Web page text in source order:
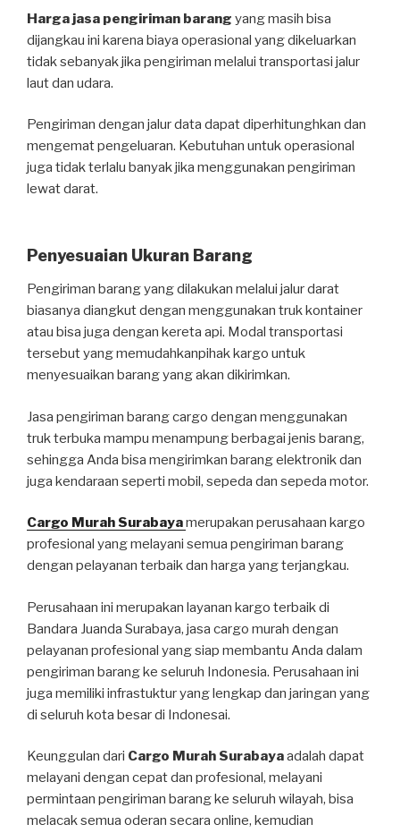
Harga jasa pengiriman barang yang masih bisa
dijangkau ini karena biaya operasional yang dikeluarkan
tidak sebanyak jika pengiriman melalui transportasi jalur
laut dan udara.
Pengiriman dengan jalur data dapat diperhitunghkan dan
mengemat pengeluaran. Kebutuhan untuk operasional
juga tidak terlalu banyak jika menggunakan pengiriman
lewat darat.
Penyesuaian Ukuran Barang
Pengiriman barang yang dilakukan melalui jalur darat
biasanya diangkut dengan menggunakan truk kontainer
atau bisa juga dengan kereta api. Modal transportasi
tersebut yang memudahkanpihak kargo untuk
menyesuaikan barang yang akan dikirimkan.
Jasa pengiriman barang cargo dengan menggunakan
truk terbuka mampu menampung berbagai jenis barang,
sehingga Anda bisa mengirimkan barang elektronik dan
juga kendaraan seperti mobil, sepeda dan sepeda motor.
Cargo Murah Surabayamerupakan perusahaan kargo
profesional yang melayani semua pengiriman barang
dengan pelayanan terbaik dan harga yang terjangkau.
Perusahaan ini merupakan layanan kargo terbaik di
Bandara Juanda Surabaya, jasa cargo murah dengan
pelayanan profesional yang siap membantu Anda dalam
pengiriman barang ke seluruh Indonesia. Perusahaan ini
juga memiliki infrastuktur yang lengkap dan jaringan yang
di seluruh kota besar di Indonesai.
Keunggulan dari Cargo Murah Surabayaadalah dapat
melayani dengan cepat dan profesional, melayani
permintaan pengiriman barang ke seluruh wilayah, bisa
melacak semua oderan secara online, kemudian